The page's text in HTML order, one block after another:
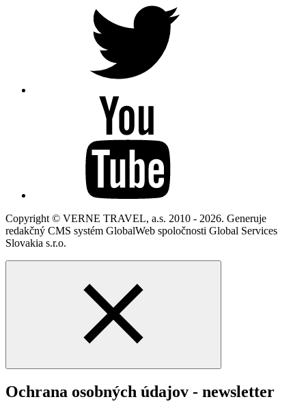
Copyright © VERNE TRAVEL, a.s. 2010 - 2026. Generuje
redakčný CMS systém GlobalWeb spoločnosti Global Services
Slovakia s.r.o.
Ochrana osobných údajov - newsletter